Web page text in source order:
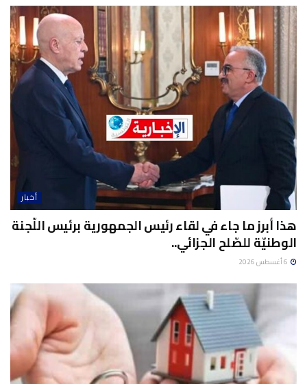
أخبار
هذا أبرز ما جاء في لقاء رئيس الجمهورية برئيس اللّجنة
الوطنيّة للصّلح الجزائي..